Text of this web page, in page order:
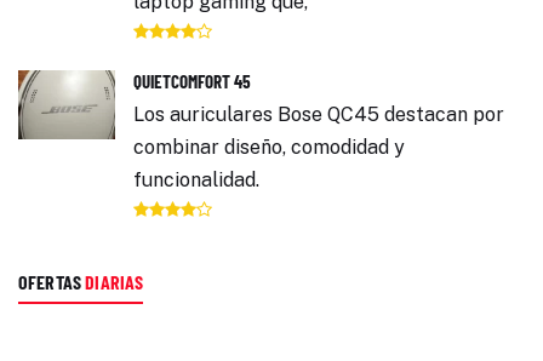
QUIETCOMFORT 45
Los auriculares Bose QC45 destacan por
combinar diseño, comodidad y
funcionalidad.
OFERTASDIARIAS